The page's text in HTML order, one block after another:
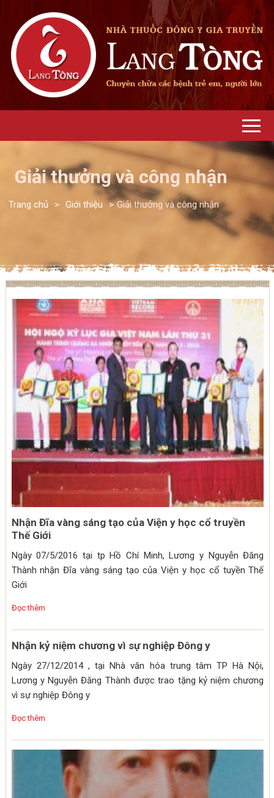
Giải thưởng và công nhận
Trang chủ > Giới thiệu > Giải thưởng và công nhận
Nhận Đĩa vàng sáng tạo của Viện y học cổ truyền
Thế Giới
Ngày 07/5/2016 tại tp Hồ Chí Minh, Lương y Nguyễn Đăng
Thành nhận Đĩa vàng sáng tạo của Viện y học cổ tuyền Thế
Giới
Đọc thêm
Nhận kỷ niệm chương vì sự nghiệp Đông y
Ngày 27/12/2014 , tại Nhà văn hóa trung tâm TP Hà Nội,
Lương y Nguyễn Đăng Thành được trao tặng kỷ niệm chương
vì sự nghiệp Đông y
Đọc thêm